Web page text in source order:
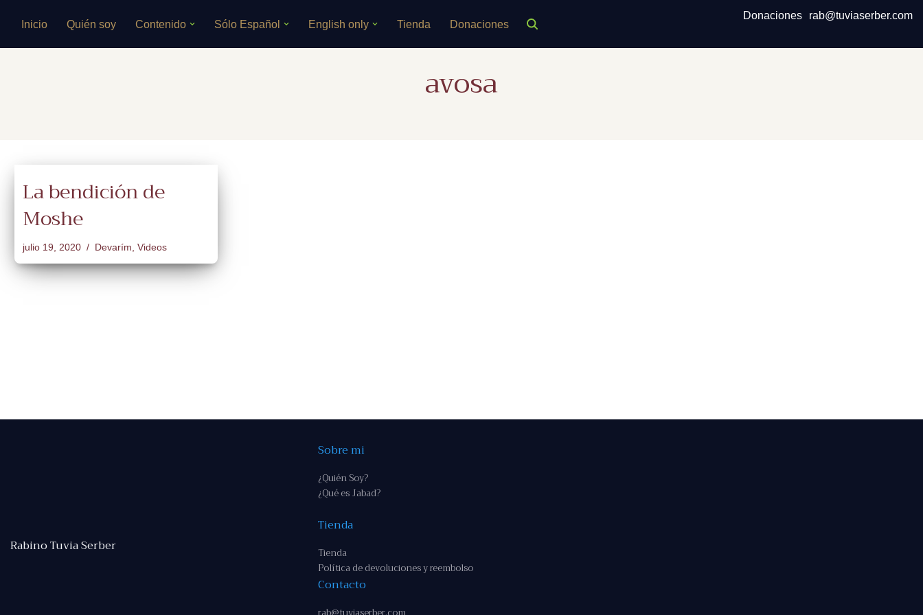
Inicio Quién soy Contenido Sólo Español English only Tienda Donaciones
Donaciones rab@tuviaserber.com
avosa
La bendición de
Moshe
julio 19, 2020 Devarím Videos
Rabino Tuvia Serber
Sobre mi
¿Quién Soy?
¿Qué es Jabad?
Tienda
Tienda
Política de devoluciones y reembolso
Contacto